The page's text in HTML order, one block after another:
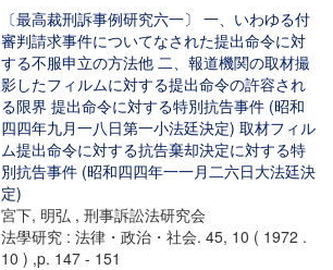
〔最高裁刑訴事例研究六一〕 一、いわゆる付
審判請求事件についてなされた提出命令に対
する不服申立の方法他 二、報道機関の取材撮
影したフィルムに対する提出命令の許容され
る限界 提出命令に対する特別抗告事件 (昭和
四四年九月一八日第一小法廷決定) 取材フィル
ム提出命令に対する抗告棄却決定に対する特
別抗告事件 (昭和四四年一一月二六日大法廷決
定)
宮下, 明弘 , 刑事訴訟法研究会
法學研究 : 法律・政治・社会. 45, 10 ( 1972 .
10 ) ,p. 147 - 151